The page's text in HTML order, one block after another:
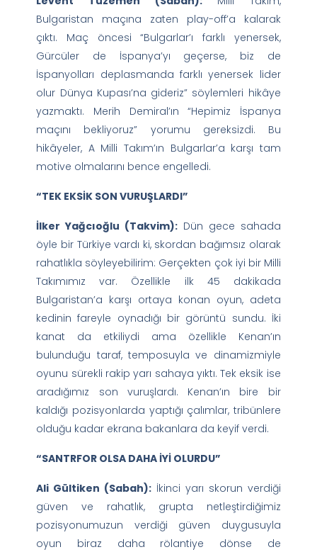
Bulgaristan maçına zaten play-off’a kalarak
çıktı. Maç öncesi “Bulgarlar’ı farklı yenersek,
Gürcüler de İspanya’yı geçerse, biz de
İspanyolları deplasmanda farklı yenersek lider
olur Dünya Kupası’na gideriz” söylemleri hikâye
yazmaktı. Merih Demiral’ın “Hepimiz İspanya
maçını bekliyoruz” yorumu gereksizdi. Bu
hikâyeler, A Milli Takım’ın Bulgarlar’a karşı tam
motive olmalarını bence engelledi.
“TEK EKSİK SON VURUŞLARDI”
İlker Yağcıoğlu (Takvim): Dün gece sahada
öyle bir Türkiye vardı ki, skordan bağımsız olarak
rahatlıkla söyleyebilirim: Gerçekten çok iyi bir Milli
Takımımız var. Özellikle ilk 45 dakikada
Bulgaristan’a karşı ortaya konan oyun, adeta
kedinin fareyle oynadığı bir görüntü sundu. İki
kanat da etkiliydi ama özellikle Kenan’ın
bulunduğu taraf, temposuyla ve dinamizmiyle
oyunu sürekli rakip yarı sahaya yıktı. Tek eksik ise
aradığımız son vuruşlardı. Kenan’ın bire bir
kaldığı pozisyonlarda yaptığı çalımlar, tribünlere
olduğu kadar ekrana bakanlara da keyif verdi.
“SANTRFOR OLSA DAHA İYİ OLURDU”
Ali Gültiken (Sabah): İkinci yarı skorun verdiği
güven ve rahatlık, grupta netleştirdiğimiz
pozisyonumuzun verdiği güven duygusuyla
oyun biraz daha rölantiye dönse de